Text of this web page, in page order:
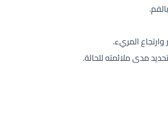
المريء.
مدى ملائمته للحالة.